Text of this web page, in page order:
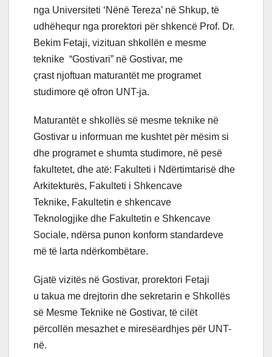
nga Universiteti ‘Nënë Tereza’ në Shkup, të
udhëhequr nga prorektori për shkencë Prof. Dr.
Bekim Fetaji, vizituan shkollën e mesme
teknike “Gostivari” në Gostivar, me
çrast njoftuan maturantët me programet
studimore që ofron UNT-ja.
Maturantët e shkollës së mesme teknike në
Gostivar u informuan me kushtet për mësim si
dhe programet e shumta studimore, në pesë
fakultetet, dhe atë: Fakulteti i Ndërtimtarisë dhe
Arkitekturës, Fakulteti i Shkencave
Teknike, Fakultetin e shkencave
Teknologjike dhe Fakultetin e Shkencave
Sociale, ndërsa punon konform standardeve
më të larta ndërkombëtare.
Gjatë vizitës në Gostivar, prorektori Fetaji
u takua me drejtorin dhe sekretarin e Shkollës
së Mesme Teknike në Gostivar, të cilët
përcollën mesazhet e miresëardhjes për UNT-
në.